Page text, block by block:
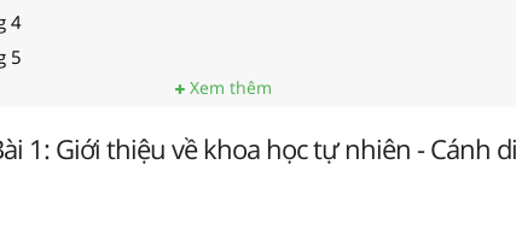
4
5
Xem thêm
1: Giới thiệu về khoa học tự nhiên - Cánh